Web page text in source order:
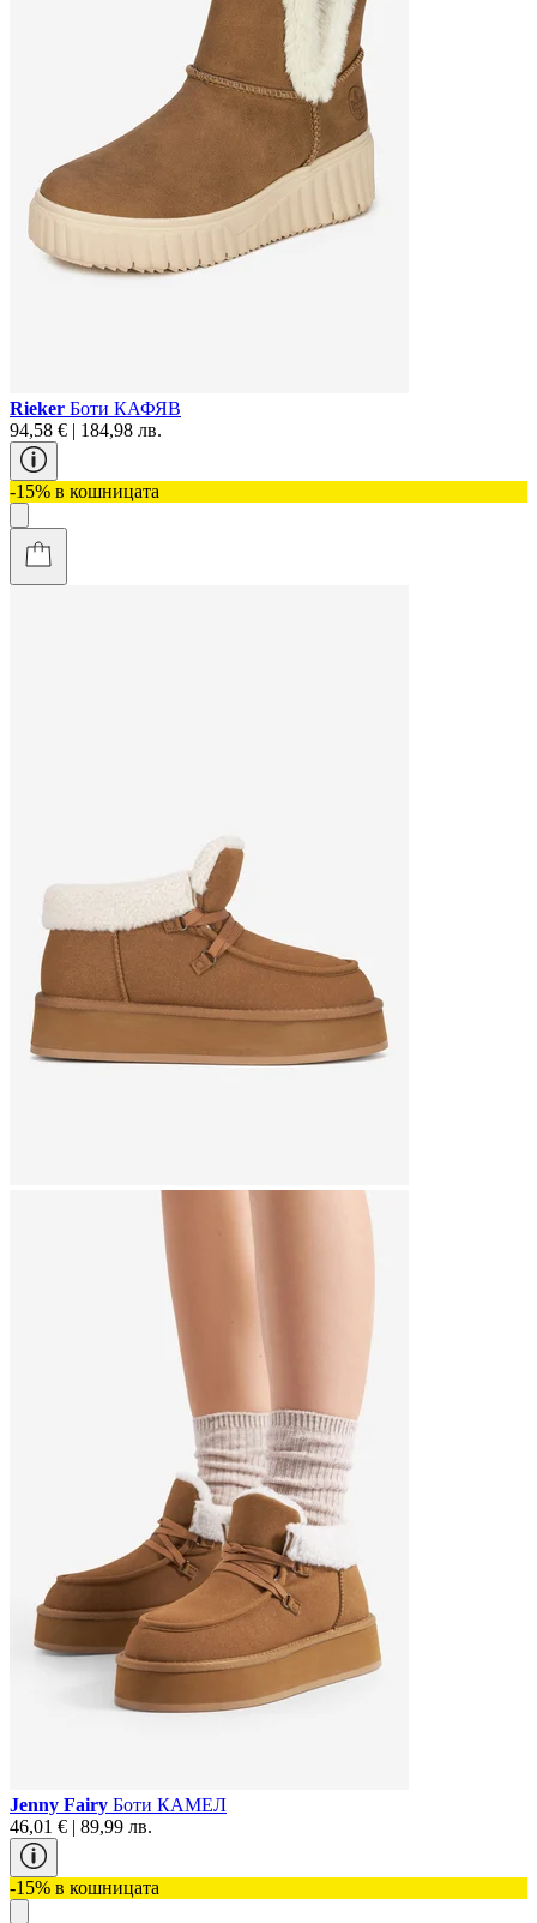
Rieker Боти КАФЯВ
94,58 € | 184,98 лв.
-15% в кошницата
Jenny Fairy Боти КАМЕЛ
46,01 € | 89,99 лв.
-15% в кошницата